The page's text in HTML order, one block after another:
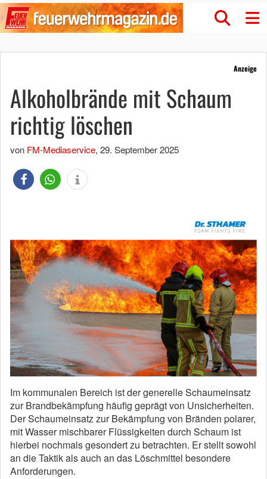
Anzeige
Alkoholbrände mit Schaum
richtig löschen
von FM-Mediaservice, 29. September 2025
Im kommunalen Bereich ist der generelle Schaumeinsatz
zur Brandbekämpfung häufig geprägt von Unsicherheiten.
Der Schaumeinsatz zur Bekämpfung von Bränden polarer,
mit Wasser mischbarer Flüssigkeiten durch Schaum ist
hierbei nochmals gesondert zu betrachten. Er stellt sowohl
an die Taktik als auch an das Löschmittel besondere
Anforderungen.